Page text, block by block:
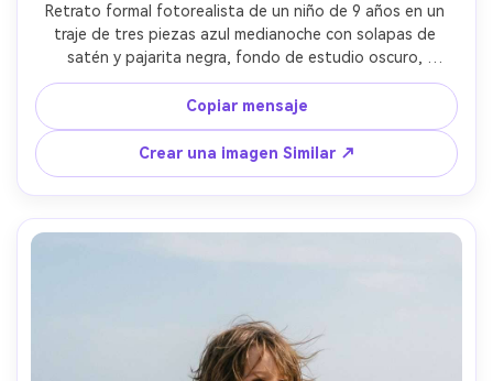
Retrato formal fotorealista de un niño de 9 años en un
traje de tres piezas azul medianoche con solapas de
satén y pajarita negra, fondo de estudio oscuro,
iluminación dramática Rembrandt, tomado en Canon EOS
R3, 85mm f/1.2, medio cuerpo enmarcado, resaltados
nítidos en la tela, elegante estado de ánimo de gala,
textura natural de la piel, fotografía de retrato de alta
gama- -ar 4:5
Copiar mensaje
Crear una imagen Similar ↗